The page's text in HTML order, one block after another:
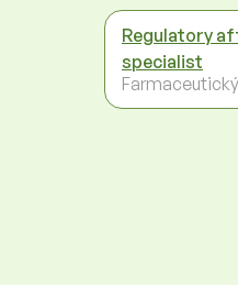
Regulatory
specialist